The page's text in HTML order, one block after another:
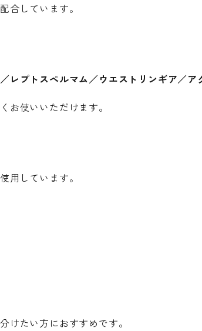
合しています。
レプトスペルマム／ウエストリンギア／ア
お使いいただけます。
用しています。
けたい方におすすめです。